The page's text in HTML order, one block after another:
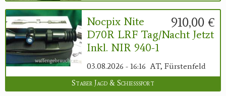
910,00 €
Nocpix Nite
D70R LRF Tag/Nacht Jetzt
Inkl. NIR 940-1
03.08.2026 - 16:16 AT, Fürstenfeld
Staber Jagd & Schießsport